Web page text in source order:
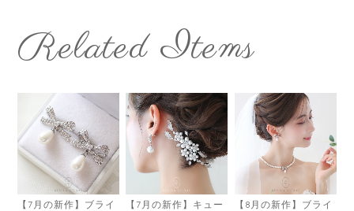
Related Items
【7月の新作】ブライ
【7月の新作】キュー
【8月の新作】ブライ